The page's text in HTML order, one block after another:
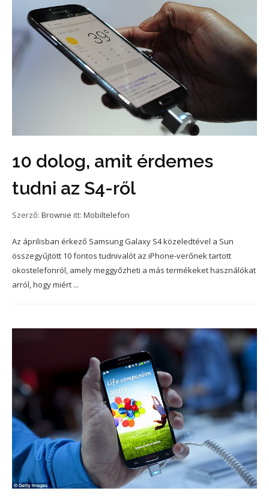
10 dolog, amit érdemes
tudni az S4-ről
Szerző: Brownie itt: Mobiltelefon
Az áprilisban érkező Samsung Galaxy S4 közeledtével a Sun
összegyűjtött 10 fontos tudnivalót az iPhone-verőnek tartott
okostelefonról, amely meggyőzheti a más termékeket használókat
arról, hogy miért ...